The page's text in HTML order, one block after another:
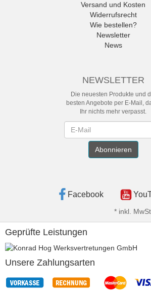
Versand und Kosten
Widerrufsrecht
Wie bestellen?
Newsletter
News
NEWSLETTER
Die neuesten Produkte und
besten Angebote per E-Mail,
Ihr nichts mehr verpasst.
Abonnieren
Facebook
* inkl.
Geprüfte Leistungen
Unsere Zahlungsarten